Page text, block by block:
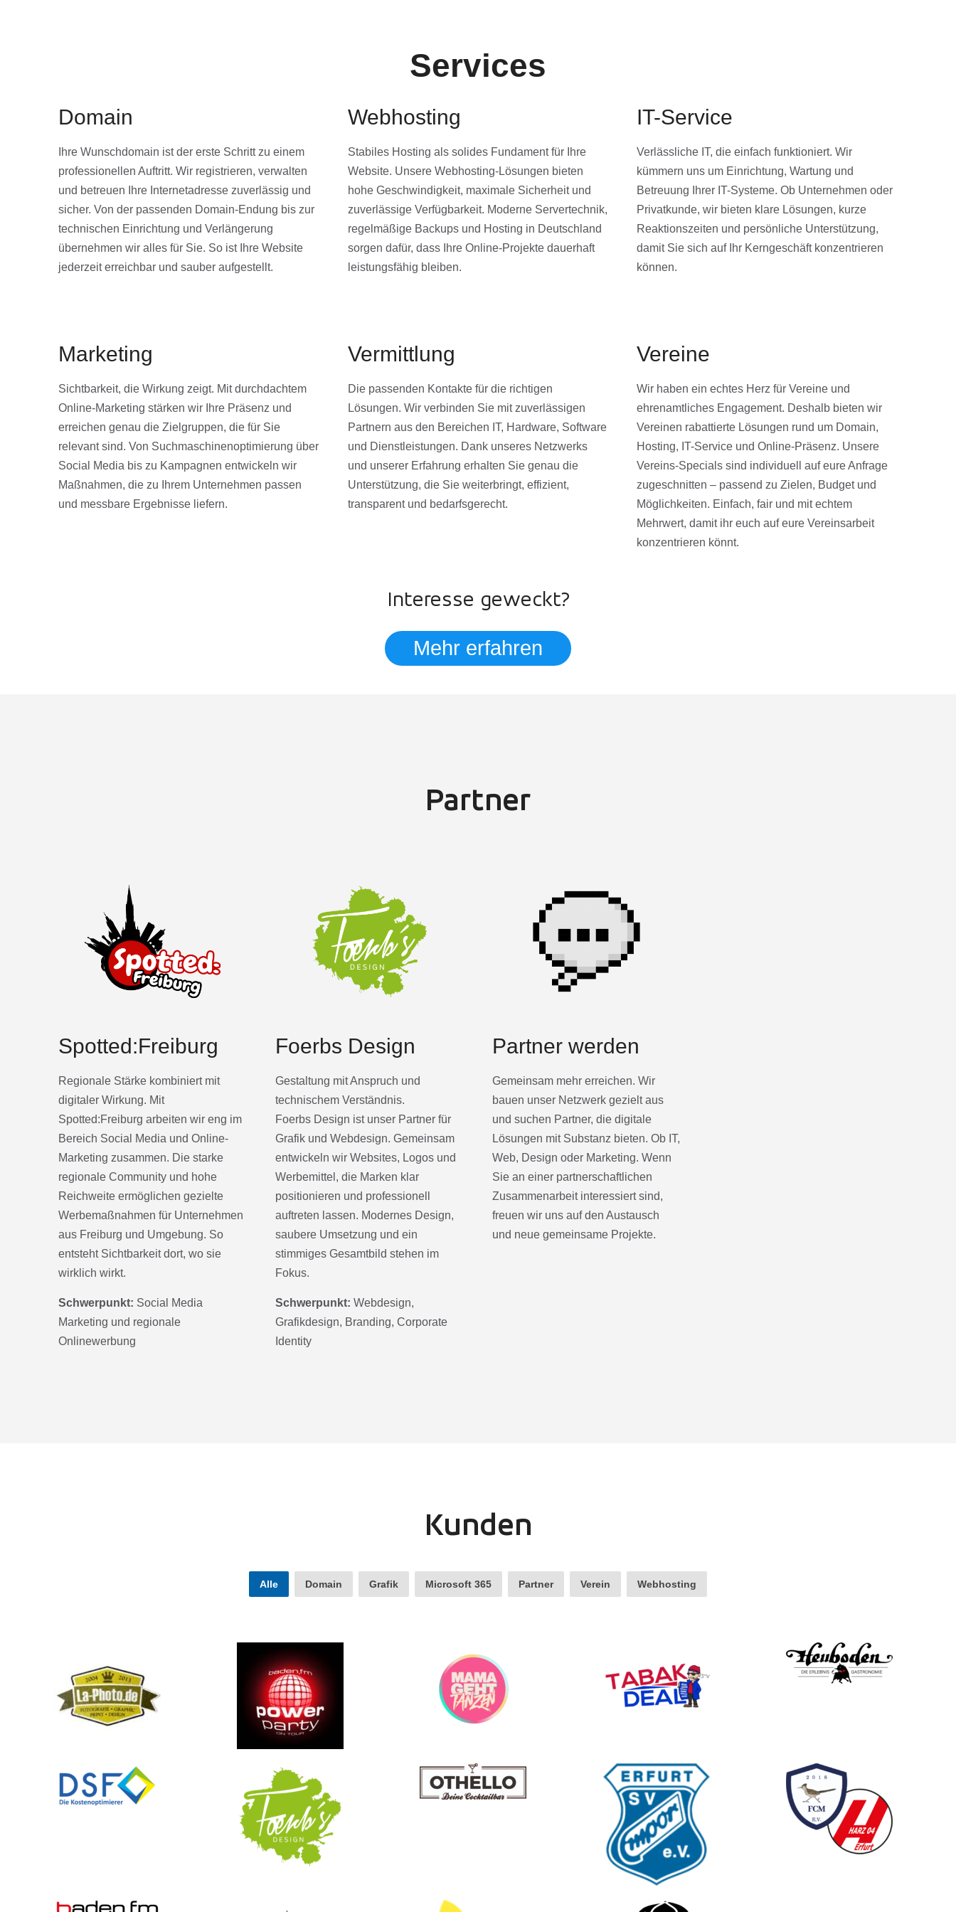
Services
Domain
Ihre Wunschdomain ist der erste Schritt zu einem
professionellen Auftritt. Wir registrieren, verwalten
und betreuen Ihre Internetadresse zuverlässig und
sicher. Von der passenden Domain-Endung bis zur
technischen Einrichtung und Verlängerung
übernehmen wir alles für Sie. So ist Ihre Website
jederzeit erreichbar und sauber aufgestellt.
Webhosting
Stabiles Hosting als solides Fundament für Ihre
Website. Unsere Webhosting-Lösungen bieten
hohe Geschwindigkeit, maximale Sicherheit und
zuverlässige Verfügbarkeit. Moderne Servertechnik,
regelmäßige Backups und Hosting in Deutschland
sorgen dafür, dass Ihre Online-Projekte dauerhaft
leistungsfähig bleiben.
IT-Service
Verlässliche IT, die einfach funktioniert. Wir
kümmern uns um Einrichtung, Wartung und
Betreuung Ihrer IT-Systeme. Ob Unternehmen oder
Privatkunde, wir bieten klare Lösungen, kurze
Reaktionszeiten und persönliche Unterstützung,
damit Sie sich auf Ihr Kerngeschäft konzentrieren
können.
Marketing
Sichtbarkeit, die Wirkung zeigt. Mit durchdachtem
Online-Marketing stärken wir Ihre Präsenz und
erreichen genau die Zielgruppen, die für Sie
relevant sind. Von Suchmaschinenoptimierung über
Social Media bis zu Kampagnen entwickeln wir
Maßnahmen, die zu Ihrem Unternehmen passen
und messbare Ergebnisse liefern.
Vermittlung
Die passenden Kontakte für die richtigen
Lösungen. Wir verbinden Sie mit zuverlässigen
Partnern aus den Bereichen IT, Hardware, Software
und Dienstleistungen. Dank unseres Netzwerks
und unserer Erfahrung erhalten Sie genau die
Unterstützung, die Sie weiterbringt, effizient,
transparent und bedarfsgerecht.
Vereine
Wir haben ein echtes Herz für Vereine und
ehrenamtliches Engagement. Deshalb bieten wir
Vereinen rabattierte Lösungen rund um Domain,
Hosting, IT-Service und Online-Präsenz. Unsere
Vereins-Specials sind individuell auf eure Anfrage
zugeschnitten – passend zu Zielen, Budget und
Möglichkeiten. Einfach, fair und mit echtem
Mehrwert, damit ihr euch auf eure Vereinsarbeit
konzentrieren könnt.
Interesse geweckt?
Mehr erfahren
Partner
Spotted:Freiburg
Regionale Stärke kombiniert mit
digitaler Wirkung. Mit
Spotted:Freiburg arbeiten wir eng im
Bereich Social Media und Online-
Marketing zusammen. Die starke
regionale Community und hohe
Reichweite ermöglichen gezielte
Werbemaßnahmen für Unternehmen
aus Freiburg und Umgebung. So
entsteht Sichtbarkeit dort, wo sie
wirklich wirkt.
Schwerpunkt: Social Media
Marketing und regionale
Onlinewerbung
Foerbs Design
Gestaltung mit Anspruch und
technischem Verständnis.
Foerbs Design ist unser Partner für
Grafik und Webdesign. Gemeinsam
entwickeln wir Websites, Logos und
Werbemittel, die Marken klar
positionieren und professionell
auftreten lassen. Modernes Design,
saubere Umsetzung und ein
stimmiges Gesamtbild stehen im
Fokus.
Schwerpunkt: Webdesign,
Grafikdesign, Branding, Corporate
Identity
Partner werden
Gemeinsam mehr erreichen. Wir
bauen unser Netzwerk gezielt aus
und suchen Partner, die digitale
Lösungen mit Substanz bieten. Ob IT,
Web, Design oder Marketing. Wenn
Sie an einer partnerschaftlichen
Zusammenarbeit interessiert sind,
freuen wir uns auf den Austausch
und neue gemeinsame Projekte.
Kunden
Alle Domain Grafik Microsoft 365 Partner Verein Webhosting